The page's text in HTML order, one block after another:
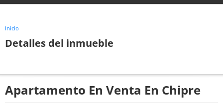
Inicio
Detalles del inmueble
Apartamento En Venta En Chipre